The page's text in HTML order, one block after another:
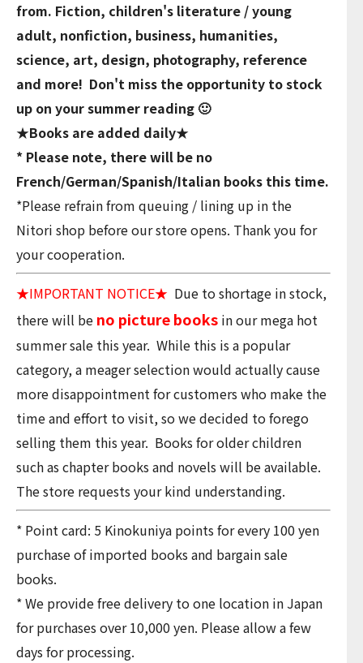
from. Fiction, children's literature / young
adult, nonfiction, business, humanities,
science, art, design, photography, reference
and more! Don't miss the opportunity to stock
up on your summer reading 🙂
★Books are added daily★
* Please note, there will be no
French/German/Spanish/Italian books this time.
*Please refrain from queuing / lining up in the
Nitori shop before our store opens. Thank you for
your cooperation.
★IMPORTANT NOTICE★ Due to shortage in stock,
there will be no picture books in our mega hot
summer sale this year. While this is a popular
category, a meager selection would actually cause
more disappointment for customers who make the
time and effort to visit, so we decided to forego
selling them this year. Books for older children
such as chapter books and novels will be available.
The store requests your kind understanding.
* Point card: 5 Kinokuniya points for every 100 yen
purchase of imported books and bargain sale
books.
* We provide free delivery to one location in Japan
for purchases over 10,000 yen. Please allow a few
days for processing.